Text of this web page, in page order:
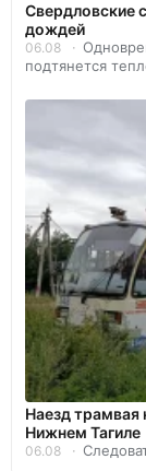
Свердловские
дождей
06.08
подтянется
Наезд трамвая
Нижнем Тагиле
06.08